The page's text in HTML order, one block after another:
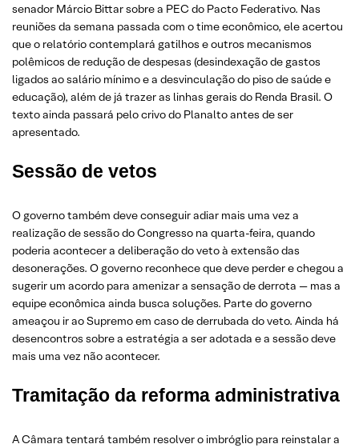
senador Márcio Bittar sobre a PEC do Pacto Federativo. Nas
reuniões da semana passada com o time econômico, ele acertou
que o relatório contemplará gatilhos e outros mecanismos
polêmicos de redução de despesas (desindexação de gastos
ligados ao salário mínimo e a desvinculação do piso de saúde e
educação), além de já trazer as linhas gerais do Renda Brasil. O
texto ainda passará pelo crivo do Planalto antes de ser
apresentado.
Sessão de vetos
O governo também deve conseguir adiar mais uma vez a
realização de sessão do Congresso na quarta-feira, quando
poderia acontecer a deliberação do veto à extensão das
desonerações. O governo reconhece que deve perder e chegou a
sugerir um acordo para amenizar a sensação de derrota — mas a
equipe econômica ainda busca soluções. Parte do governo
ameaçou ir ao Supremo em caso de derrubada do veto. Ainda há
desencontros sobre a estratégia a ser adotada e a sessão deve
mais uma vez não acontecer.
Tramitação da reforma administrativa
A Câmara tentará também resolver o imbróglio para reinstalar a